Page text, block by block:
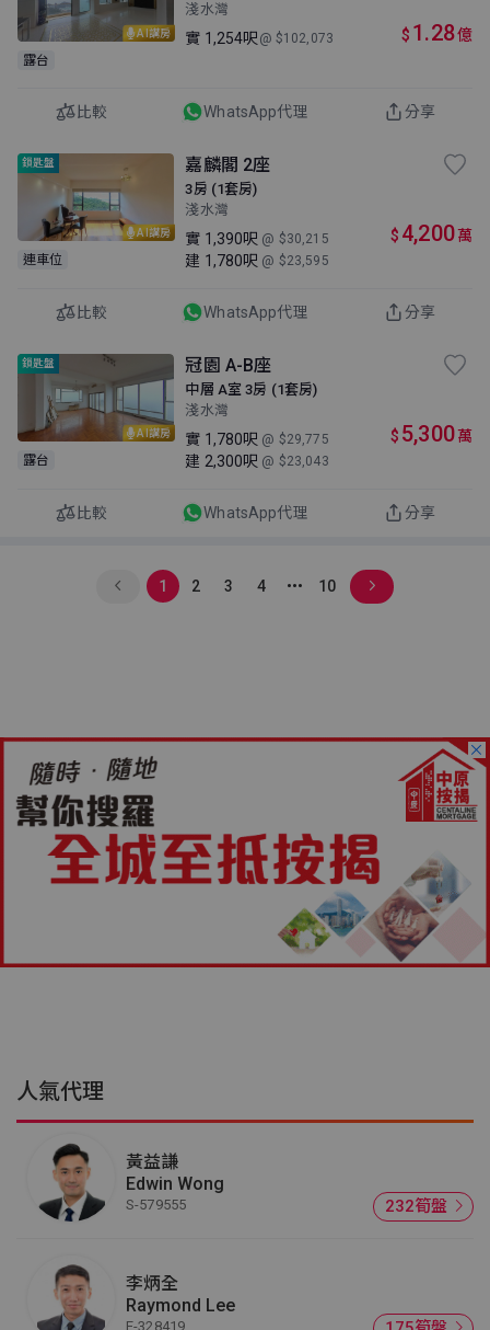
AI講房
露台
淺水灣
實 1,254呎 @ $102,073 $ 1.28億
比較 WhatsApp代理 分享
AI講房
鎖匙盤
連車位
嘉麟閣 2座
3房 (1套房)
淺水灣
實 1,390呎 @ $30,215
建 1,780呎 @ $23,595
$ 4,200萬
比較 WhatsApp代理 分享
AI講房
鎖匙盤
露台
冠園 A-B座
中層 A室 3房 (1套房)
淺水灣
實 1,780呎 @ $29,775
建 2,300呎 @ $23,043
$ 5,300萬
比較 WhatsApp代理 分享
1 2 3 4 10
人氣代理
黃益謙
Edwin Wong
S-579555 232筍盤
李炳全
Raymond Lee
E-328419